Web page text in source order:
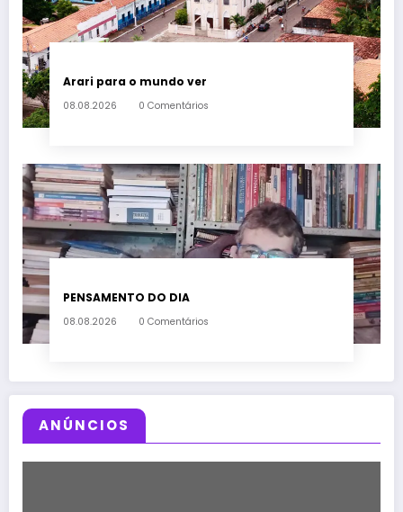
Arari para o mundo ver
08.08.2026 0 Comentários
PENSAMENTO DO DIA
08.08.2026 0 Comentários
ANÚNCIOS